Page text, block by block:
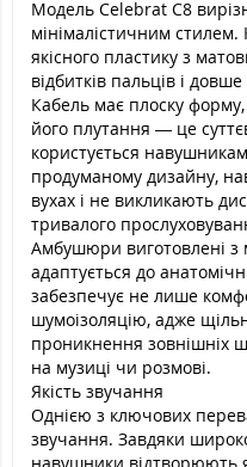
Модель Celebrat C8
мінімалістичним стилем.
якісного пластику з
відбитків пальців і
Кабель має плоску
його плутання — це
користується
продуманому дизайну,
вухах і не викликають
тривалого
Амбушюри виготовлені з
адаптується до
забезпечує не лише
шумоізоляцію, адже
проникнення зовнішніх
на музиці чи розмові.
Якість звучання
Однією з ключових
звучання. Завдяки